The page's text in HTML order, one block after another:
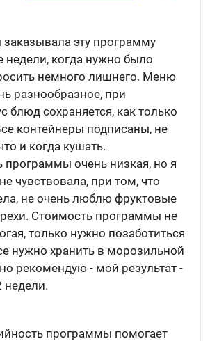
эту программу
недели, когда нужно было
немного лишнего. Меню
разнообразное, при
блюд сохраняется, как только
контейнеры подписаны, не
и когда кушать.
программы очень низкая, но я
чувствовала, при том, что
не очень люблю фруктовые
Стоимость программы не
только нужно позаботиться
нужно хранить в морозильной
рекомендую - мой результат -
недели.
программы помогает